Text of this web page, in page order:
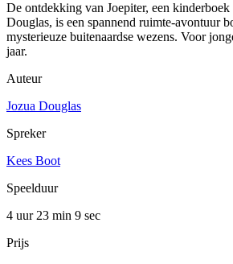
De ontdekking van Joepiter, een
Douglas, is een spannend ruimte-avontuur
mysterieuze buitenaardse wezens. Voor
jaar.
Auteur
Jozua Douglas
Spreker
Kees Boot
Speelduur
4 uur 23 min 9 sec
Prijs